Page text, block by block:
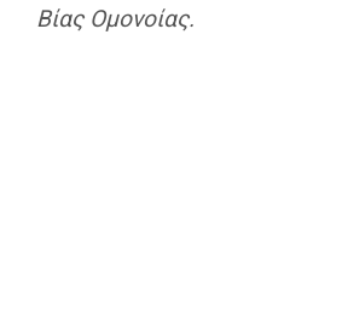
Βίας Ομονοίας.